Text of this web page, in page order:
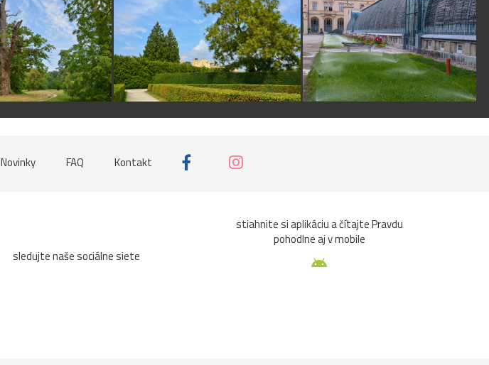
Novinky FAQ Kontakt
sledujte naše sociálne siete
stiahnite si aplikáciu a čítajte Pravdu
pohodlne aj v mobile